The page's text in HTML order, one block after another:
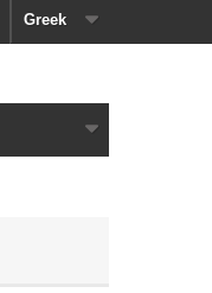
Greek